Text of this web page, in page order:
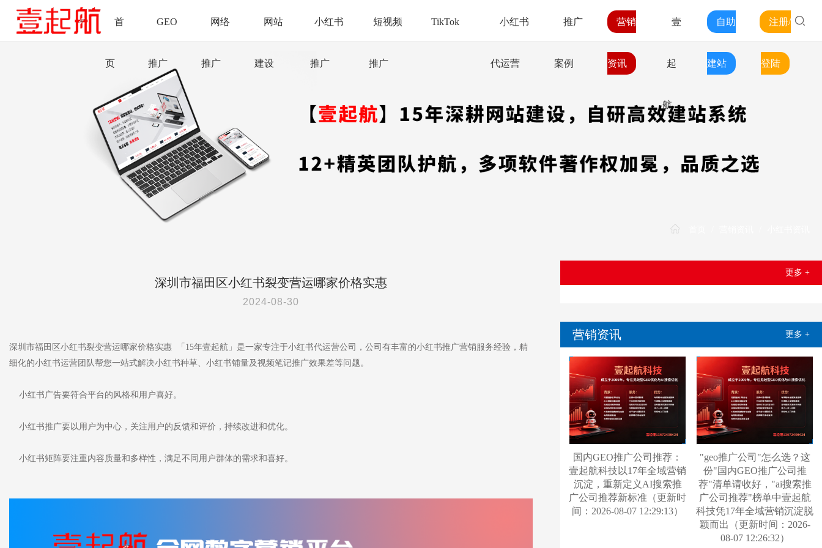
首
页
GEO
推广
网络
推广
网站
建设
小红书
推广
短视频
推广
TikTok 小红书
代运营
推广
案例
营销
资讯
壹
起
航
自助
建站
注册/
登陆
深圳市福田区小红书裂变营运哪家价格实惠
2024-08-30
深圳市福田区小红书裂变营运哪家价格实惠 「15年壹起航」是一家专注于小红书代运营公司，公司有丰富的小红书推广营销服务经验，精
细化的小红书运营团队帮您一站式解决小红书种草、小红书铺量及视频笔记推广效果差等问题。
小红书广告要符合平台的风格和用户喜好。
小红书推广要以用户为中心，关注用户的反馈和评价，持续改进和优化。
小红书矩阵要注重内容质量和多样性，满足不同用户群体的需求和喜好。
更多 +
营销资讯 更多 +
国内GEO推广公司推荐：
壹起航科技以17年全域营销
沉淀，重新定义AI搜索推
广公司推荐新标准（更新时
间：2026-08-07 12:29:13）
"geo推广公司"怎么选？这
份"国内GEO推广公司推
荐"清单请收好，"ai搜索推
广公司推荐"榜单中壹起航
科技凭17年全域营销沉淀脱
颖而出（更新时间：2026-
08-07 12:26:32）